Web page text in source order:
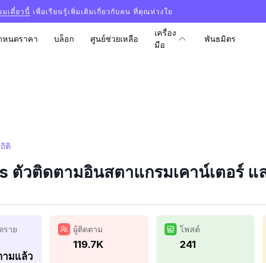
มเดี๋ยวนี้ เพื่อเรียนรู้เพิ่มเติมเกี่ยวกับคน ที่คุณห่วงใย
หนดราคา บล็อก ศูนย์ช่วยเหลือ
เครื่อง
มือ
พันธมิตร
ติ
ตัวติดตามอินสตาแกรมเคาน์เตอร์ แ
ราย
ามแล้ว
ผู้ติดตาม
119.7K
โพสต์
241